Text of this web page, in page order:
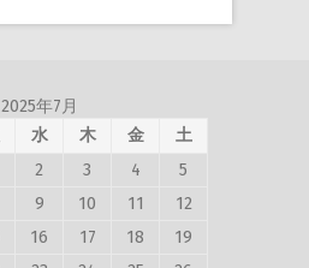
2025年7月
水 木 金
土
2 3 4
5
9 10 11
12
16 17 18
19